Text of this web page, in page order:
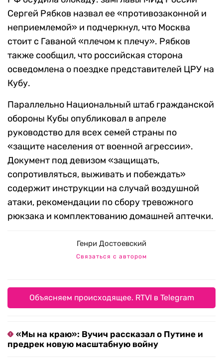
Сергей Рябков назвал ее «противозаконной и
неприемлемой» и подчеркнул, что Москва
стоит с Гаваной «плечом к плечу». Рябков
также сообщил, что российская сторона
осведомлена о поездке представителей ЦРУ на
Кубу.
Параллельно Национальный штаб гражданской
обороны Кубы опубликовал в апреле
руководство для всех семей страны по
«защите населения от военной агрессии».
Документ под девизом «защищать,
сопротивляться, выживать и побеждать»
содержит инструкции на случай воздушной
атаки, рекомендации по сбору тревожного
рюкзака и комплектованию домашней аптечки.
Генри Достоевский
Связаться с автором
Объясняем происходящее. RTVI в Telegram
«Мы на краю»: Вучич рассказал о Путине и
предрек новую масштабную войну